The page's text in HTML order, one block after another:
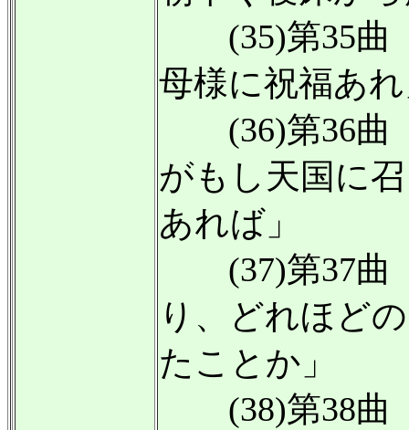
(35)第35曲
母様に祝福あ
(36)第36曲
がもし天国に
あれば」
(37)第37曲
り、どれほど
たことか」
(38)第38曲